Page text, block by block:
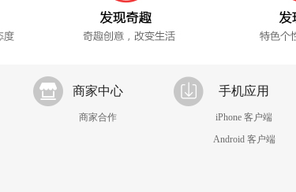
商家中心
商家合作
手机应用
iPhone 客户端
Android 客户端